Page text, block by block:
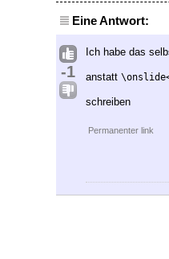
Eine Antwort:
-1
Ich habe das
anstatt
schreiben
Permanenter link